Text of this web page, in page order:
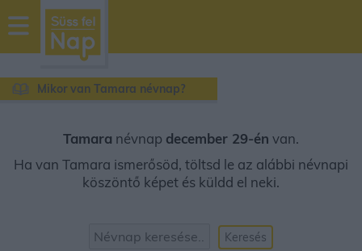
sussfelnap.hu
időjárás
Mikor van Tamara névnap?
Tamara névnap december 29-én van.
Ha van Tamara ismerősöd, töltsd le az alábbi névnapi
köszöntő képet és küldd el neki.
Keresés